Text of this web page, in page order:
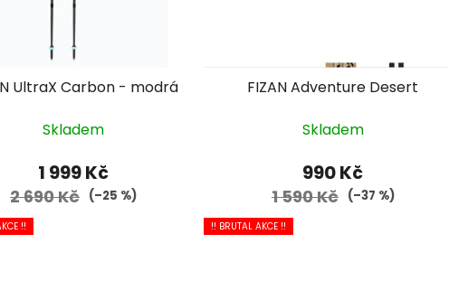
UltraX Carbon - modrá
Skladem
1 999 Kč
2 690 Kč (–25 %)
FIZAN Adventure Desert
Skladem
990 Kč
1 590 Kč (–37 %)
!! !! BRUTAL AKCE !!